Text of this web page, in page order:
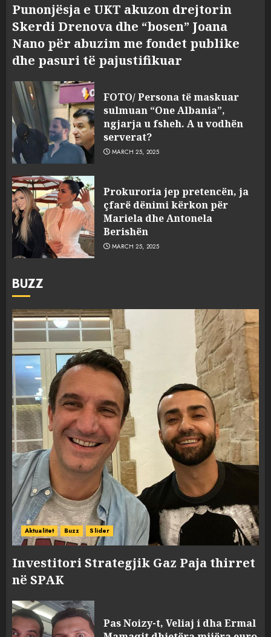
Punonjësja e UKT akuzon drejtorin
Skerdi Drenova dhe “bosen” Joana
Nano për abuzim me fondet publike
dhe pasuri të pajustifikuar
FOTO/ Persona të maskuar
sulmuan “One Albania”,
ngjarja u fsheh. A u vodhën
serverat?
MARCH 25, 2025
Prokuroria jep pretencën, ja
çfarë dënimi kërkon për
Mariela dhe Antonela
Berishën
MARCH 25, 2025
BUZZ
Aktualitet Buzz Slider
Investitori Strategjik Gaz Paja thirret
në SPAK
Pas Noizy-t, Veliaj i dha Ermal